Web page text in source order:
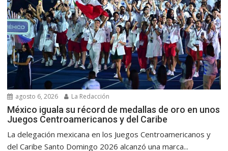
agosto 6, 2026 La Redacción
México iguala su récord de medallas de oro en unos
Juegos Centroamericanos y del Caribe
La delegación mexicana en los Juegos Centroamericanos y
del Caribe Santo Domingo 2026 alcanzó una marca...